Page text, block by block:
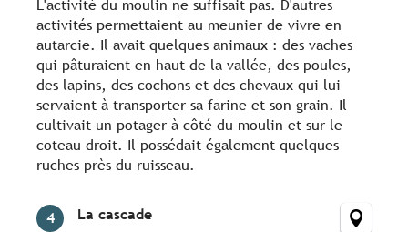
L'activité du moulin ne suffisait pas. D'autres
activités permettaient au meunier de vivre en
autarcie. Il avait quelques animaux : des vaches
qui pâturaient en haut de la vallée, des poules,
des lapins, des cochons et des chevaux qui lui
servaient à transporter sa farine et son grain. Il
cultivait un potager à côté du moulin et sur le
coteau droit. Il possédait également quelques
ruches près du ruisseau.
4 La cascade